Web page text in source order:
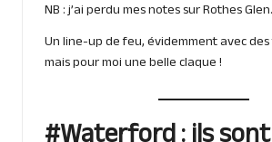
NB : j’ai perdu mes notes sur Rothes
Un line-up de feu, évidemment avec
mais pour moi une belle claque !